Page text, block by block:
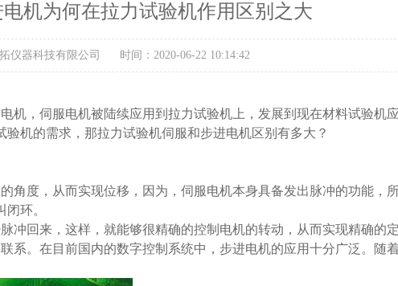
机为何在拉力试验机作用区别之大
仪器科技有限公司 时间：2020-06-22 10:14:42
机，伺服电机被陆续应用到拉力试验机上，发展到现在材料试验机
机的需求，那拉力试验机伺服和步进电机区别有多大？
角度，从而实现位移，因为，伺服电机本身具备发出脉冲的功能，
环。
回来，这样，就能够很精确的控制电机的转动，从而实现精确的定
系。在目前国内的数字控制系统中，步进电机的应用十分广泛。随